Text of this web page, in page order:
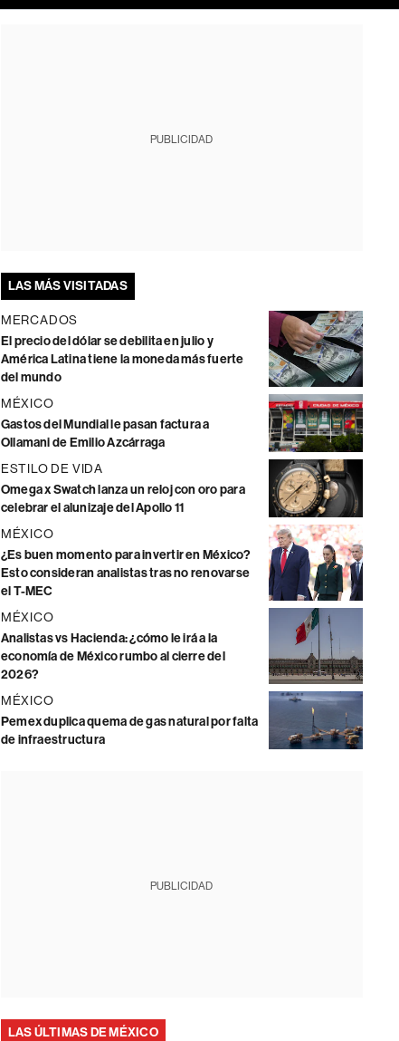
PUBLICIDAD
LAS MÁS VISITADAS
MERCADOS
El precio del dólar se debilita en julio y
América Latina tiene la moneda más fuerte
del mundo
MÉXICO
Gastos del Mundial le pasan factura a
Ollamani de Emilio Azcárraga
ESTILO DE VIDA
Omega x Swatch lanza un reloj con oro para
celebrar el alunizaje del Apollo 11
MÉXICO
¿Es buen momento para invertir en México?
Esto consideran analistas tras no renovarse
el T-MEC
MÉXICO
Analistas vs Hacienda: ¿cómo le irá a la
economía de México rumbo al cierre del
2026?
MÉXICO
Pemex duplica quema de gas natural por falta
de infraestructura
PUBLICIDAD
LAS ÚLTIMAS DE MÉXICO